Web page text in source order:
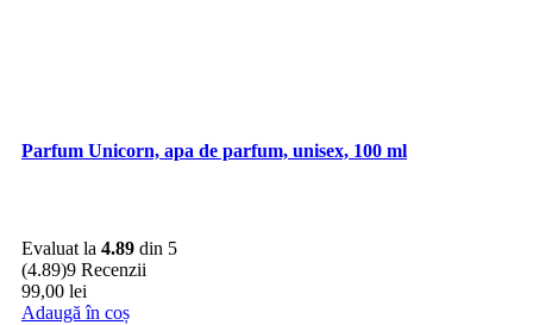
Parfum Unicorn, apa de parfum, unisex, 100 ml
Evaluat la 4.89 din 5
(4.89)9 Recenzii
99,00 lei
Adaugă în coș